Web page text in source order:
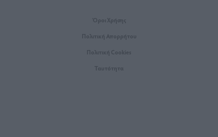
Όροι Xρήσης
Πολιτική Απορρήτου
Πολιτική Cookies
Ταυτότητα